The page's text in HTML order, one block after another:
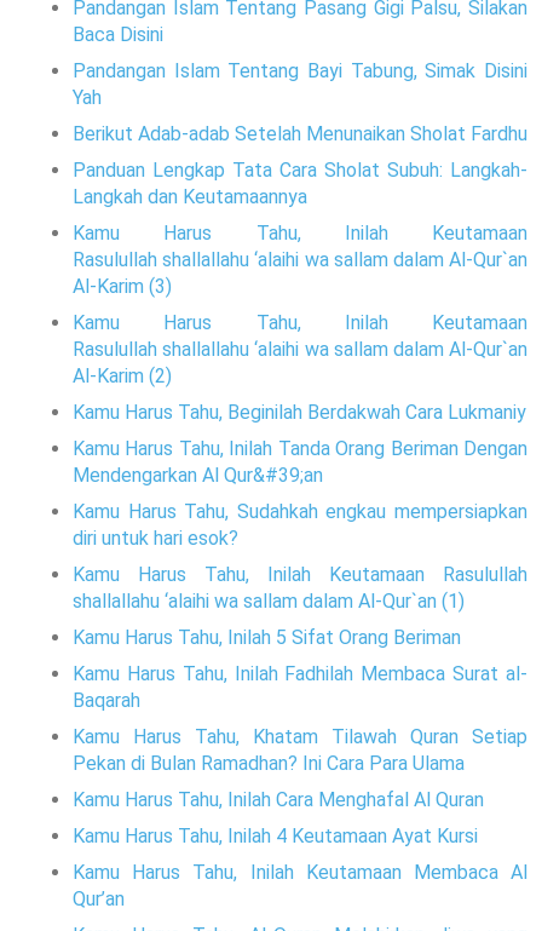
Pandangan Islam Tentang Pasang Gigi Palsu, Silakan
Baca Disini
Pandangan Islam Tentang Bayi Tabung, Simak Disini
Yah
Berikut Adab-adab Setelah Menunaikan Sholat Fardhu
Panduan Lengkap Tata Cara Sholat Subuh: Langkah-
Langkah dan Keutamaannya
Kamu Harus Tahu, Inilah Keutamaan
Rasulullah shallallahu ‘alaihi wa sallam dalam Al-Qur`an
Al-Karim (3)
Kamu Harus Tahu, Inilah Keutamaan
Rasulullah shallallahu ‘alaihi wa sallam dalam Al-Qur`an
Al-Karim (2)
Kamu Harus Tahu, Beginilah Berdakwah Cara Lukmaniy
Kamu Harus Tahu, Inilah Tanda Orang Beriman Dengan
Mendengarkan Al Qur&#39;an
Kamu Harus Tahu, Sudahkah engkau mempersiapkan
diri untuk hari esok?
Kamu Harus Tahu, Inilah Keutamaan Rasulullah
shallallahu ‘alaihi wa sallam dalam Al-Qur`an (1)
Kamu Harus Tahu, Inilah 5 Sifat Orang Beriman
Kamu Harus Tahu, Inilah Fadhilah Membaca Surat al-
Baqarah
Kamu Harus Tahu, Khatam Tilawah Quran Setiap
Pekan di Bulan Ramadhan? Ini Cara Para Ulama
Kamu Harus Tahu, Inilah Cara Menghafal Al Quran
Kamu Harus Tahu, Inilah 4 Keutamaan Ayat Kursi
Kamu Harus Tahu, Inilah Keutamaan Membaca Al
Qur’an